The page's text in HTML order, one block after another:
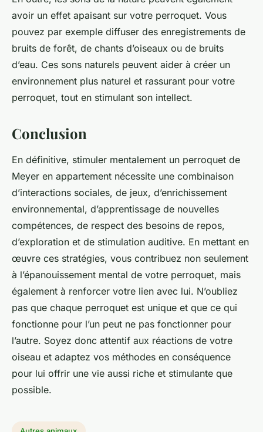
avoir un effet apaisant sur votre perroquet. Vous
pouvez par exemple diffuser des enregistrements de
bruits de forêt, de chants d’oiseaux ou de bruits
d’eau. Ces sons naturels peuvent aider à créer un
environnement plus naturel et rassurant pour votre
perroquet, tout en stimulant son intellect.
Conclusion
En définitive, stimuler mentalement un perroquet de
Meyer en appartement nécessite une combinaison
d’interactions sociales, de jeux, d’enrichissement
environnemental, d’apprentissage de nouvelles
compétences, de respect des besoins de repos,
d’exploration et de stimulation auditive. En mettant en
œuvre ces stratégies, vous contribuez non seulement
à l’épanouissement mental de votre perroquet, mais
également à renforcer votre lien avec lui. N’oubliez
pas que chaque perroquet est unique et que ce qui
fonctionne pour l’un peut ne pas fonctionner pour
l’autre. Soyez donc attentif aux réactions de votre
oiseau et adaptez vos méthodes en conséquence
pour lui offrir une vie aussi riche et stimulante que
possible.